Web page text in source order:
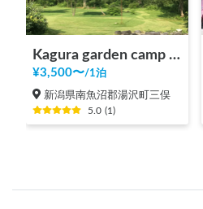
Kagura garden camp COVE
¥3,500〜/1泊
新潟県南魚沼郡湯沢町三俣
5.0 (1)